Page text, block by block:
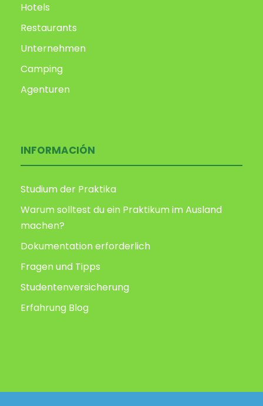
Hotels
Restaurants
Unternehmen
Camping
Agenturen
INFORMACIÓN
Studium der Praktika
Warum solltest du ein Praktikum im Ausland
machen?
Dokumentation erforderlich
Fragen und Tipps
Studentenversicherung
Erfahrung Blog